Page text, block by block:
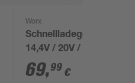
Worx
Schnellladegerät
14,4V / 20V / 6,0 A -
WA3867
69,99 €